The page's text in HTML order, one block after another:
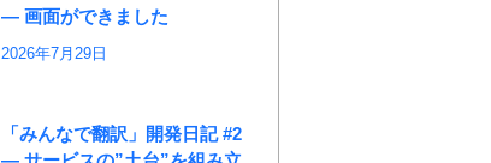
― 画面ができました
2026年7月29日
「みんなで翻訳」開発日記 #2